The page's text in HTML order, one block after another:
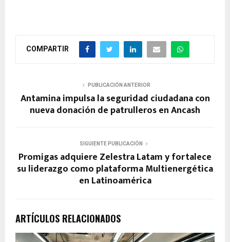
COMPARTIR
PUBLICACIÓN ANTERIOR
Antamina impulsa la seguridad ciudadana con
nueva donación de patrulleros en Ancash
SIGUIENTE PUBLICACIÓN
Promigas adquiere Zelestra Latam y fortalece
su liderazgo como plataforma Multienergética
en Latinoamérica
ARTÍCULOS RELACIONADOS